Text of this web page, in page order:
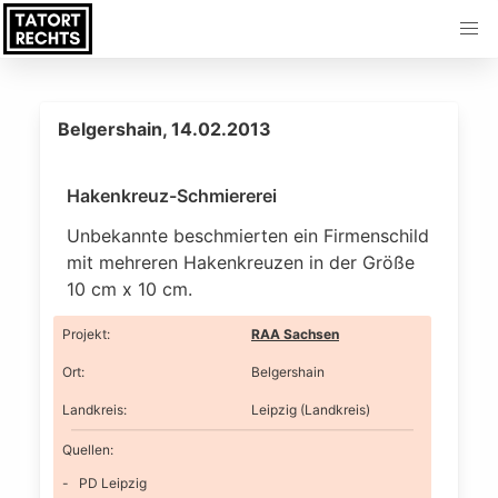
Belgershain, 14.02.2013
Hakenkreuz-Schmiererei
Unbekannte beschmierten ein Firmenschild
mit mehreren Hakenkreuzen in der Größe
10 cm x 10 cm.
Projekt: RAA Sachsen
Ort: Belgershain
Landkreis: Leipzig (Landkreis)
Quellen:
PD Leipzig